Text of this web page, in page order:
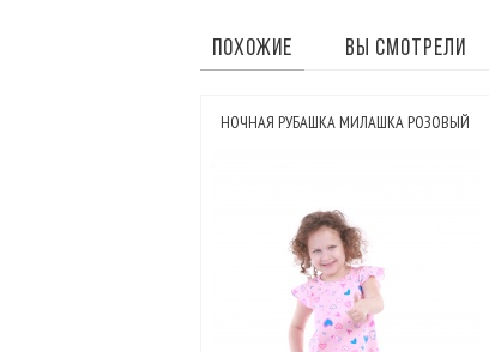
ПОХОЖИЕ ВЫ СМОТРЕЛИ
НОЧНАЯ РУБАШКА МИЛАШКА РОЗОВЫЙ